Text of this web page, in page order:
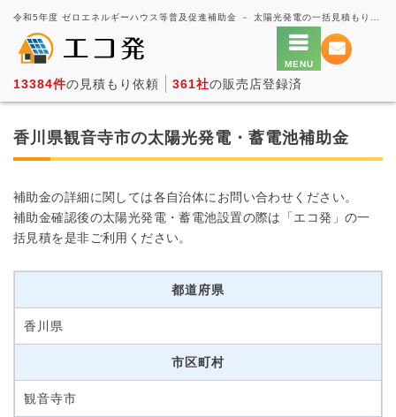
13384件の見積もり依頼 361社の販売店登録済
香川県観音寺市の太陽光発電・蓄電池補助金
補助金の詳細に関しては各自治体にお問い合わせください。
補助金確認後の太陽光発電・蓄電池設置の際は「エコ発」の一
括見積を是非ご利用ください。
都道府県
香川県
市区町村
観音寺市